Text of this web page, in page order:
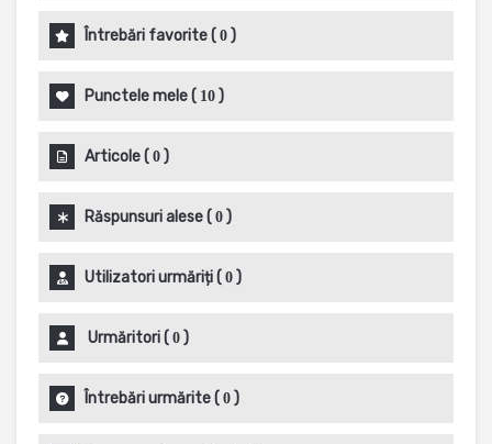
Întrebări favorite( 0 )
Punctele mele( 10 )
Articole( 0 )
Răspunsuri alese( 0 )
Utilizatori urmăriți( 0 )
Urmăritori( 0 )
Întrebări urmărite( 0 )